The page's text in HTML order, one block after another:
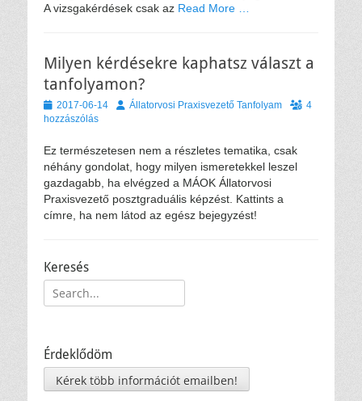
A vizsgakérdések csak az Read More …
Milyen kérdésekre kaphatsz választ a
tanfolyamon?
Közzétéve
2017-06-14 SzerzőÁllatorvosi Praxisvezető Tanfolyam
4
hozzászólás
Ez természetesen nem a részletes tematika, csak
néhány gondolat, hogy milyen ismeretekkel leszel
gazdagabb, ha elvégzed a MÁOK Állatorvosi
Praxisvezető posztgraduális képzést. Kattints a
címre, ha nem látod az egész bejegyzést!
Keresés
Keresés:
Érdeklődöm
Kérek több információt emailben!